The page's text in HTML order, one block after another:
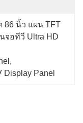
86 นิ้ว แผน TFT
จอทีวี Ultra HD
,
Display Panel